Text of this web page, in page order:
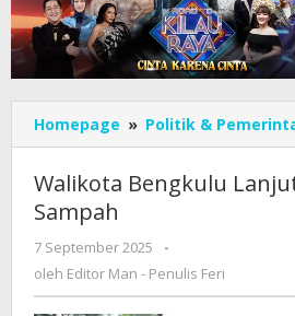
Homepage » Politik &
Walikota Bengkulu
Sampah
7 September 2025
oleh
Editor
-
oleh Editor Man - Penulis Feri